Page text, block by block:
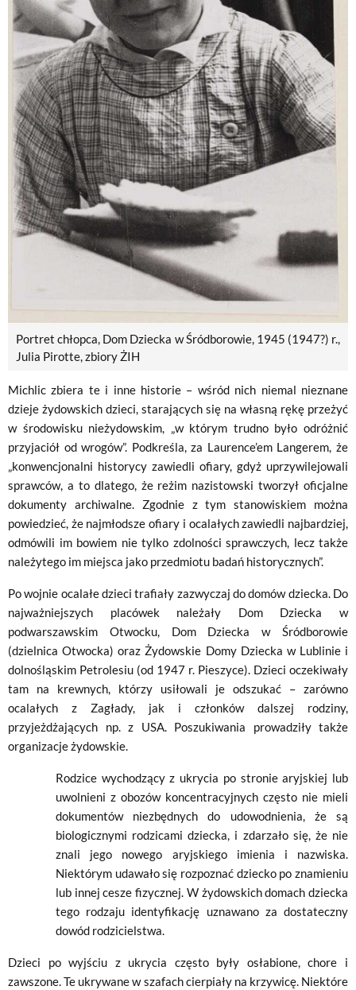
Portret chłopca, Dom Dziecka w Śródborowie, 1945 (1947?) r.,
Julia Pirotte, zbiory ŻIH
Michlic zbiera te i inne historie – wśród nich niemal nieznane
dzieje żydowskich dzieci, starających się na własną rękę przeżyć
w środowisku nieżydowskim, „w którym trudno było odróżnić
przyjaciół od wrogów”. Podkreśla, za Laurence’em Langerem, że
„konwencjonalni historycy zawiedli ofiary, gdyż uprzywilejowali
sprawców, a to dlatego, że reżim nazistowski tworzył oficjalne
dokumenty archiwalne. Zgodnie z tym stanowiskiem można
powiedzieć, że najmłodsze ofiary i ocalałych zawiedli najbardziej,
odmówili im bowiem nie tylko zdolności sprawczych, lecz także
należytego im miejsca jako przedmiotu badań historycznych”.
Po wojnie ocalałe dzieci trafiały zazwyczaj do domów dziecka. Do
najważniejszych placówek należały Dom Dziecka w
podwarszawskim Otwocku, Dom Dziecka w Śródborowie
(dzielnica Otwocka) oraz Żydowskie Domy Dziecka w Lublinie i
dolnośląskim Petrolesiu (od 1947 r. Pieszyce). Dzieci oczekiwały
tam na krewnych, którzy usiłowali je odszukać – zarówno
ocalałych z Zagłady, jak i członków dalszej rodziny,
przyjeżdżających np. z USA. Poszukiwania prowadziły także
organizacje żydowskie.
Rodzice wychodzący z ukrycia po stro­nie aryjskiej lub
uwolnieni z obozów koncentracyjnych często nie mieli
dokumentów niezbędnych do udowodnienia, że są
biologicz­nymi rodzicami dziecka, i zdarzało się, że nie
znali jego nowego aryjskiego imienia i nazwiska.
Niektórym udawało się rozpoznać dziecko po znamieniu
lub innej cesze fizycznej. W żydowskich domach dziecka
tego rodzaju identyfikację uznawano za dosta­teczny
dowód rodzicielstwa.
Dzieci po wyjściu z ukrycia często były osłabione, chore i
zawszone. Te ukrywane w szafach cierpiały na krzywicę. Niektóre